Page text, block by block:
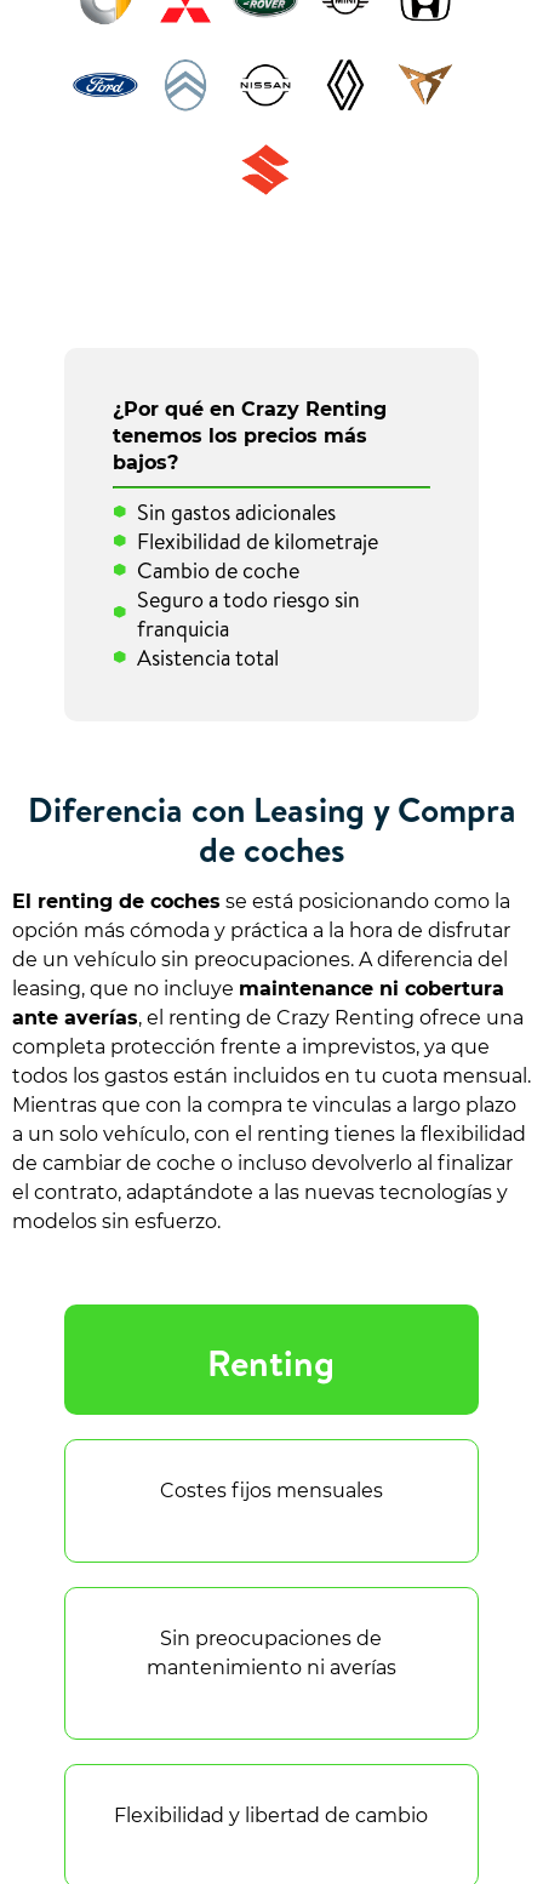
¿Por qué en Crazy Renting
tenemos los precios más
bajos?
Sin gastos adicionales
Flexibilidad de kilometraje
Cambio de coche
Seguro a todo riesgo sin
franquicia
Asistencia total
Diferencia con Leasing y Compra
de coches
El renting de coches se está posicionando como la
opción más cómoda y práctica a la hora de disfrutar
de un vehículo sin preocupaciones. A diferencia del
leasing, que no incluye maintenance ni cobertura
ante averías, el renting de Crazy Renting ofrece una
completa protección frente a imprevistos, ya que
todos los gastos están incluidos en tu cuota mensual.
Mientras que con la compra te vinculas a largo plazo
a un solo vehículo, con el renting tienes la flexibilidad
de cambiar de coche o incluso devolverlo al finalizar
el contrato, adaptándote a las nuevas tecnologías y
modelos sin esfuerzo.
Renting
Costes fijos mensuales
Sin preocupaciones de
mantenimiento ni averías
Flexibilidad y libertad de cambio